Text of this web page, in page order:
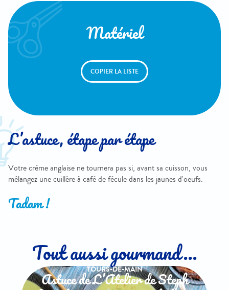
Matériel
COPIER LA LISTE
L’astuce, étape par étape
Votre crème anglaise ne tournera pas si, avant sa cuisson, vous
mélangez une cuillère à café de fécule dans les jaunes d'oeufs.
Tadam !
Tout aussi gourmand...
TOURS-DE-MAIN
Astuce de L’Atelier de Steph